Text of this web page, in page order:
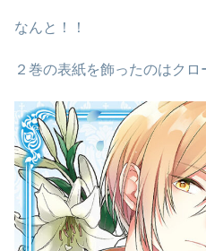
なんと！！
２巻の表紙を飾ったのはクロ